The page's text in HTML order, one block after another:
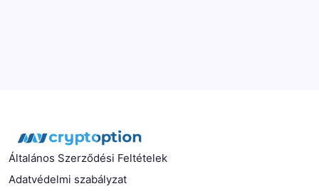
Általános Szerződési Feltételek
Adatvédelmi szabályzat